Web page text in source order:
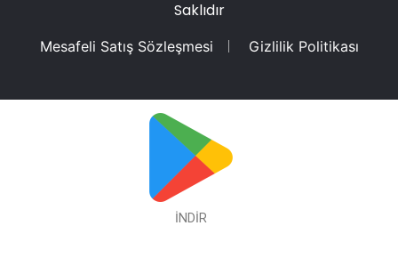
Saklıdır
Mesafeli Satış Sözleşmesi Gizlilik Politikası
İNDİR